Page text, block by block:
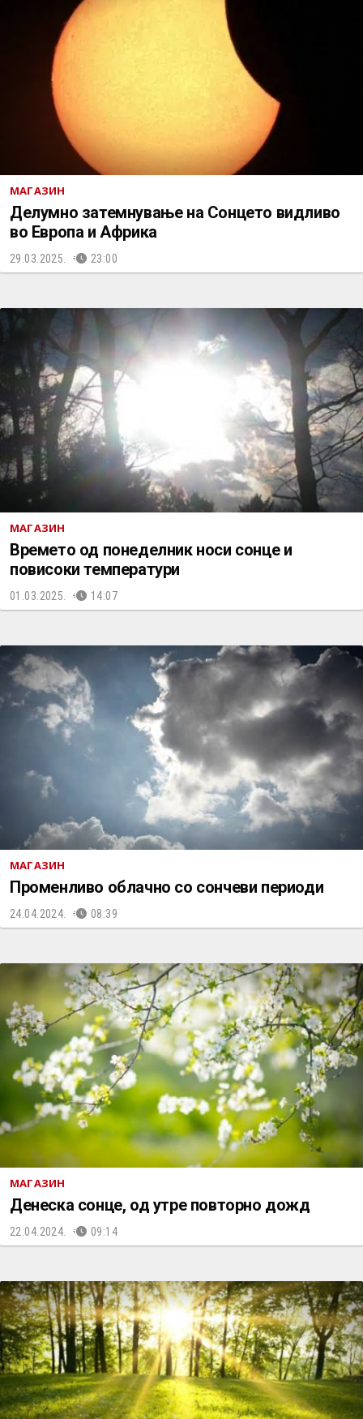
МАГАЗИН
Делумно затемнување на Сонцето видливо
во Европа и Африка
29.03.2025. 23:00
МАГАЗИН
Времето од понеделник носи сонце и
повисоки температури
01.03.2025. 14:07
МАГАЗИН
Променливо облачно со сончеви периоди
24.04.2024. 08:39
МАГАЗИН
Денеска сонце, од утре повторно дожд
22.04.2024. 09:14